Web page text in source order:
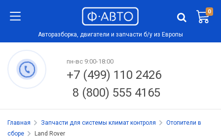
0
Авторазборка, двигатели и запчасти б/у из Европы
пн-вс 9:00-18:00
+7 (499) 110 2426
8 (800) 555 4165
Главная Запчасти для системы климат контроля
Отопители в
сборе
Land Rover